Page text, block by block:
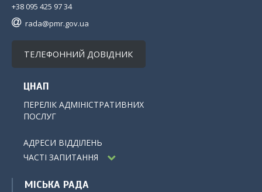
+38 095 425 97 34
rada@pmr.gov.ua
ТЕЛЕФОННИЙ ДОВІДНИК
ЦНАП
ПЕРЕЛІК АДМІНІСТРАТИВНИХ
ПОСЛУГ
АДРЕСИ ВІДДІЛЕНЬ
ЧАСТІ ЗАПИТАННЯ
МІСЬКА РАДА